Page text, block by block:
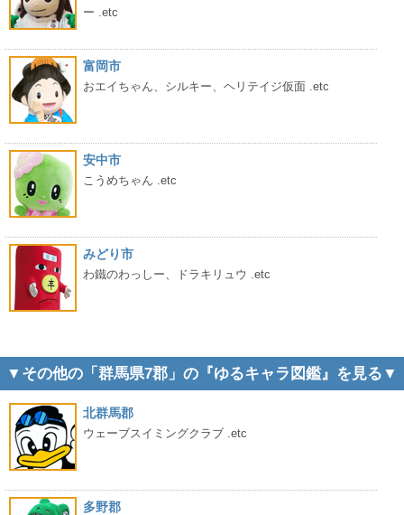
ー .etc
富岡市
おエイちゃん、シルキー、ヘリテイジ仮面 .etc
安中市
こうめちゃん .etc
みどり市
わ鐵のわっしー、ドラキリュウ .etc
▼その他の「群馬県7郡」の『ゆるキャラ図鑑』を見る▼
北群馬郡
ウェーブスイミングクラブ .etc
多野郡